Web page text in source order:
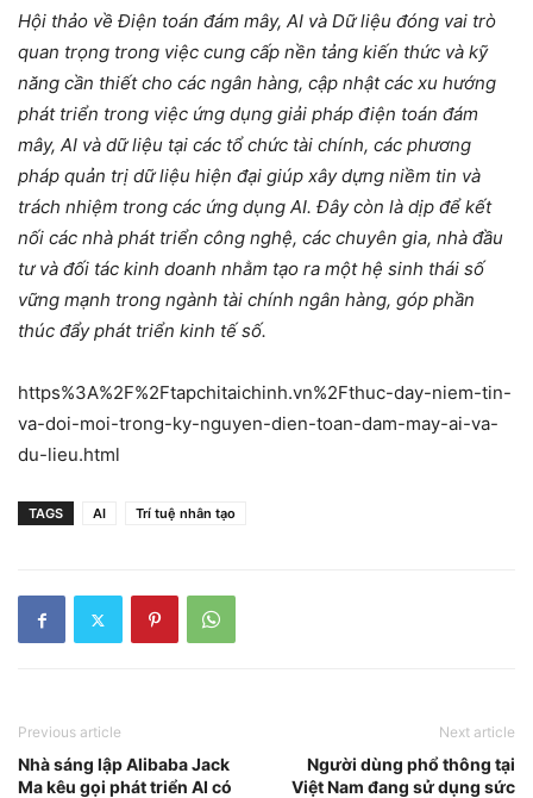
Hội thảo về Điện toán đám mây, AI và Dữ liệu đóng vai trò
quan trọng trong việc cung cấp nền tảng kiến thức và kỹ
năng cần thiết cho các ngân hàng, cập nhật các xu hướng
phát triển trong việc ứng dụng giải pháp điện toán đám
mây, AI và dữ liệu tại các tổ chức tài chính, các phương
pháp quản trị dữ liệu hiện đại giúp xây dựng niềm tin và
trách nhiệm trong các ứng dụng AI. Đây còn là dịp để kết
nối các nhà phát triển công nghệ, các chuyên gia, nhà đầu
tư và đối tác kinh doanh nhằm tạo ra một hệ sinh thái số
vững mạnh trong ngành tài chính ngân hàng, góp phần
thúc đẩy phát triển kinh tế số.
https%3A%2F%2Ftapchitaichinh.vn%2Fthuc-day-niem-tin-
va-doi-moi-trong-ky-nguyen-dien-toan-dam-may-ai-va-
du-lieu.html
TAGS AI Trí tuệ nhân tạo
Previous article
Nhà sáng lập Alibaba Jack
Ma kêu gọi phát triển AI có
Next article
Người dùng phổ thông tại
Việt Nam đang sử dụng sức